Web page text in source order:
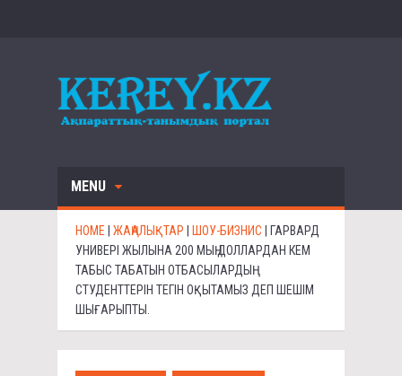
MENU
HOME | ЖАҢАЛЫҚТАР | ШОУ-БИЗНИС | ГАРВАРД
УНИВЕРІ ЖЫЛЫНА 200 МЫҢ ДОЛЛАРДАН КЕМ
ТАБЫС ТАБАТЫН ОТБАСЫЛАРДЫҢ
СТУДЕНТТЕРІН ТЕГІН ОҚЫТАМЫЗ ДЕП ШЕШІМ
ШЫҒАРЫПТЫ.